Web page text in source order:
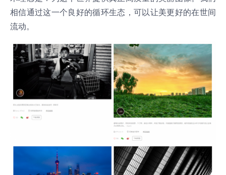
相信通过这一个良好的循环生态，可以让美更好的在世间
流动。